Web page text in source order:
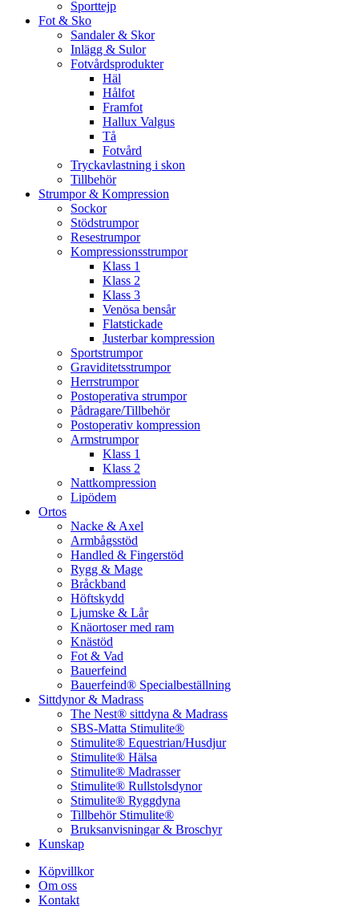
Sporttejp
Fot & Sko
Sandaler & Skor
Inlägg & Sulor
Fotvårdsprodukter
Häl
Hålfot
Framfot
Hallux Valgus
Tå
Fotvård
Tryckavlastning i skon
Tillbehör
Strumpor & Kompression
Sockor
Stödstrumpor
Resestrumpor
Kompressionsstrumpor
Klass 1
Klass 2
Klass 3
Venösa bensår
Flatstickade
Justerbar kompression
Sportstrumpor
Graviditetsstrumpor
Herrstrumpor
Postoperativa strumpor
Pådragare/Tillbehör
Postoperativ kompression
Armstrumpor
Klass 1
Klass 2
Nattkompression
Lipödem
Ortos
Nacke & Axel
Armbågsstöd
Handled & Fingerstöd
Rygg & Mage
Bråckband
Höftskydd
Ljumske & Lår
Knäortoser med ram
Knästöd
Fot & Vad
Bauerfeind
Bauerfeind® Specialbeställning
Sittdynor & Madrass
The Nest® sittdyna & Madrass
SBS-Matta Stimulite®
Stimulite® Equestrian/Husdjur
Stimulite® Hälsa
Stimulite® Madrasser
Stimulite® Rullstolsdynor
Stimulite® Ryggdyna
Tillbehör Stimulite®
Bruksanvisningar & Broschyr
Kunskap
Köpvillkor
Om oss
Kontakt